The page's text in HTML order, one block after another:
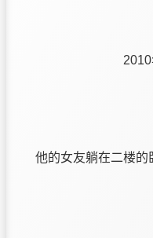
他的女友躺在二楼的